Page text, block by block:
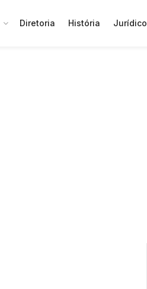
Diretoria História Jurídico